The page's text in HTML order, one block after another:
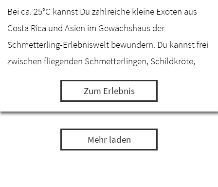
Bei ca. 25°C kannst Du zahlreiche kleine Exoten aus
Costa Rica und Asien im Gewächshaus der
Schmetterling-Erlebniswelt bewundern. Du kannst frei
zwischen fliegenden Schmetterlingen, Schildkröte,
einem Leguan, Bartagamen und Minipapageien…
Zum Erlebnis
Mehr laden